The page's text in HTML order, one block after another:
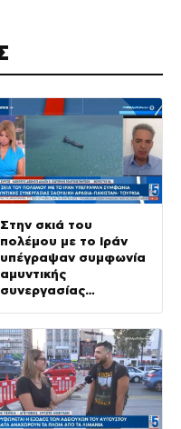
Στην σκιά του
πολέμου με το Ιράν
υπέγραψαν συμφωνία
αμυντικής
συνεργασίας